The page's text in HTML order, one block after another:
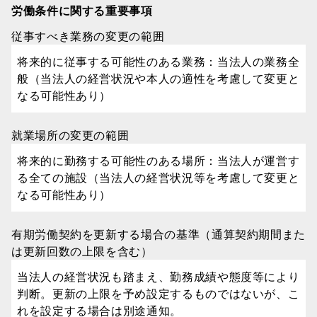
労働条件に関する重要事項
従事すべき業務の変更の範囲
将来的に従事する可能性のある業務：当法人の業務全
般（当法人の経営状況や本人の適性を考慮して変更と
なる可能性あり）
就業場所の変更の範囲
将来的に勤務する可能性のある場所：当法人が運営す
る全ての施設（当法人の経営状況等を考慮して変更と
なる可能性あり）
有期労働契約を更新する場合の基準（通算契約期間また
は更新回数の上限を含む）
当法人の経営状況も踏まえ、勤務成績や態度等により
判断。更新の上限を予め設定するものではないが、こ
れを設定する場合は別途通知。